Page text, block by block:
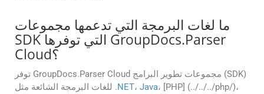
ما لغات البرمجة التي تدعمها مجموعات
SDK التي توفرها GroupDocs.Parser
Cloud؟
توفر GroupDocs.Parser Cloud مجموعات تطوير البرامج (SDK)
.NET، Java، [PHP] (../../../php/)،